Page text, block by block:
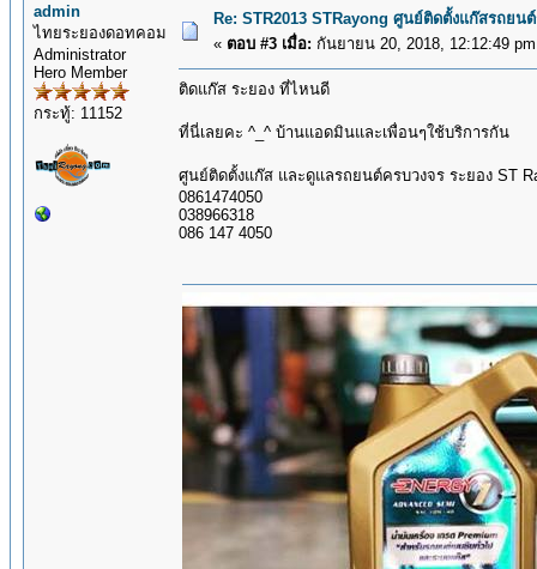
admin
ไทยระยองดอทคอม
Administrator
Hero Member
กระทู้: 11152
Re: STR2013 STRayong ศูนย์ติดตั้งแก๊สรถยน
« ตอบ #3 เมื่อ: กันยายน 20, 2018, 12:12:49
ติดแก๊ส ระยอง ที่ไหนดี
ที่นี่เลยคะ ^_^ บ้านแอดมินและเพื่อนๆใช้บริการกัน
ศูนย์ติดตั้งแก๊ส และดูแลรถยนต์ครบวงจร ระยอง ST
0861474050
038966318
086 147 4050